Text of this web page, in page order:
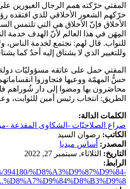
المفتي حرّكته همم الرجال الغيورين
حرّكهم الشعور الأخلاقي للذي افتقده
الأخلاق فإنّ الأخلاق هي التي تلتمس
المِهَن في هذا العالم لأنّ الهدف خدمة
للنواب. قال لهم: نجتمع لخدمة الناس،
وللتغيير الذي لا يشتاق إليه أحدٌ كما
المفتي حمل على عاتقه مسؤوليّات
حسُّ المهمّة ووعيها فتجاوزوا
محاصَرون بها ومضوا إلى دار شُوراهم
الطريق: انتخاب رئيس أمين للثوابت،
الكلمات الدالة:
صراع الصلاحيّات -الشكاوى المقذعة -
الكاتب: رضوان السيد
المصدر: أساس ميديا
التاريخ: الثلاثاء, سبتمبر 27, 2022
الرابط:
394180/%D8%A3%D9%87%D9%84-
%D8%A7%D9%84%D8%B3%D9%8...